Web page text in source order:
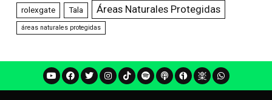
rolexgate Tala Áreas Naturales Protegidas
áreas naturales protegidas